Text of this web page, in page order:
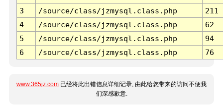
3 /source/class/jzmysql.class.php
211
4
/source/class/jzmysql.class.php
62
5
/source/class/jzmysql.class.php
94
6
/source/class/jzmysql.class.php 76
www.365jz.com 已经将此出错信息详细记录, 由此给您带来的访问不便我
们深感歉意.